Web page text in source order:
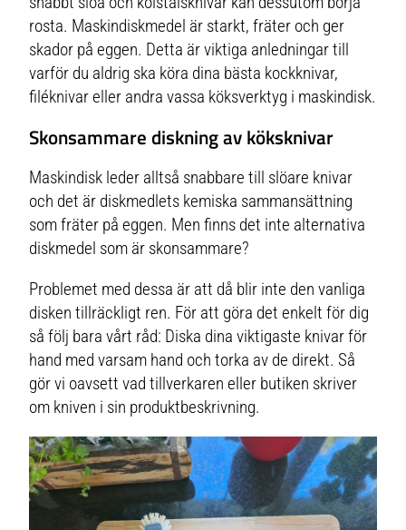
rosta. Maskindiskmedel är starkt, fräter och ger
skador på eggen. Detta är viktiga anledningar till
varför du aldrig ska köra dina bästa kockknivar,
filéknivar eller andra vassa köksverktyg i maskindisk.
Skonsammare diskning av köksknivar
Maskindisk leder alltså snabbare till slöare knivar
och det är diskmedlets kemiska sammansättning
som fräter på eggen. Men finns det inte alternativa
diskmedel som är skonsammare?
Problemet med dessa är att då blir inte den vanliga
disken tillräckligt ren. För att göra det enkelt för dig
så följ bara vårt råd: Diska dina viktigaste knivar för
hand med varsam hand och torka av de direkt. Så
gör vi oavsett vad tillverkaren eller butiken skriver
om kniven i sin produktbeskrivning.